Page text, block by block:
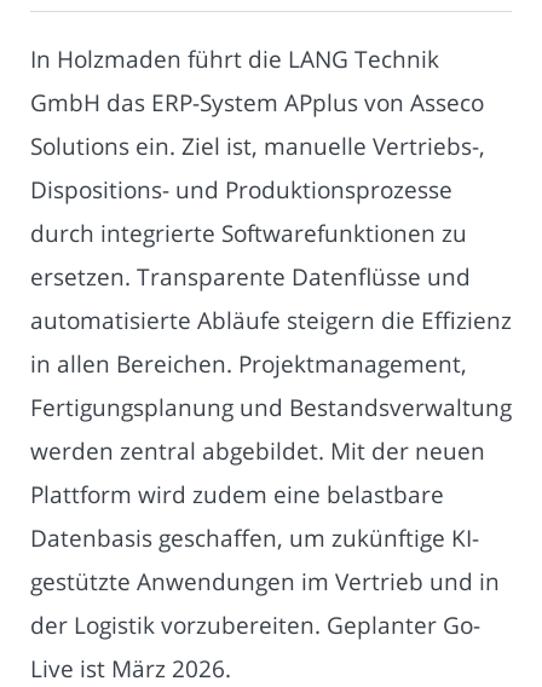
In Holzmaden führt die LANG Technik
GmbH das ERP-System APplus von Asseco
Solutions ein. Ziel ist, manuelle Vertriebs-,
Dispositions- und Produktionsprozesse
durch integrierte Softwarefunktionen zu
ersetzen. Transparente Datenflüsse und
automatisierte Abläufe steigern die Effizienz
in allen Bereichen. Projektmanagement,
Fertigungsplanung und Bestandsverwaltung
werden zentral abgebildet. Mit der neuen
Plattform wird zudem eine belastbare
Datenbasis geschaffen, um zukünftige KI-
gestützte Anwendungen im Vertrieb und in
der Logistik vorzubereiten. Geplanter Go-
Live ist März 2026.